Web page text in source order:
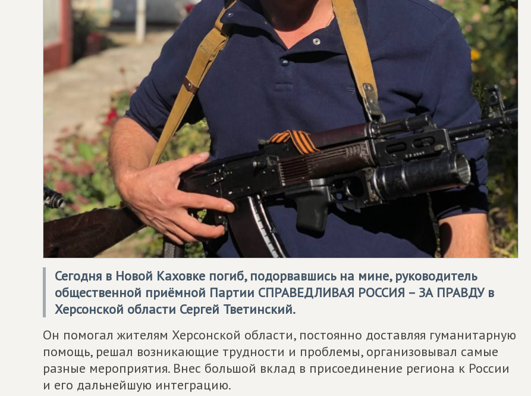
Сегодня в Новой Каховке погиб, подорвавшись на мине, руководитель
общественной приёмной Партии СПРАВЕДЛИВАЯ РОССИЯ – ЗА ПРАВДУв
Херсонской области Сергей Тветинский.
Он помогал жителям Херсонской области, постоянно доставляя гуманитарную
помощь, решал возникающие трудности и проблемы, организовывал самые
разные мероприятия. Внес большой вклад в присоединение региона к России
и его дальнейшую интеграцию.